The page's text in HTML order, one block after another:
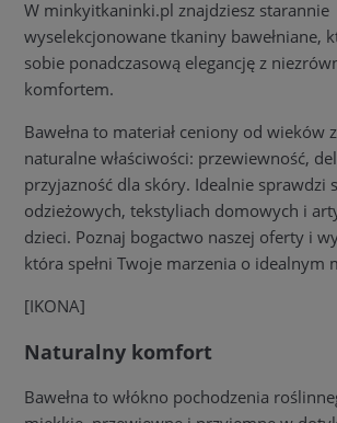
W minkyitkaninki.pl znajdziesz starannie
wyselekcjonowane tkaniny bawełniane,
sobie ponadczasową elegancję z
komfortem.
Bawełna to materiał ceniony od wieków
naturalne właściwości: przewiewność,
przyjazność dla skóry. Idealnie sprawdzi
odzieżowych, tekstyliach domowych i
dzieci. Poznaj bogactwo naszej oferty i
która spełni Twoje marzenia o idealnym
[IKONA]
Naturalny komfort
Bawełna to włókno pochodzenia